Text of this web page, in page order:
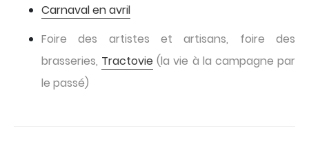
Carnaval en avril
Foire des artistes et artisans, foire des
brasseries, Tractovie (la vie à la campagne par
le passé)